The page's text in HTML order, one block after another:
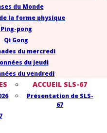
du Monde
la forme physique
Ping-pong
Qi Gong
du mercredi
du jeudi
du vendredi
ACCUEIL SLS-67
Présentation de SLS-
67